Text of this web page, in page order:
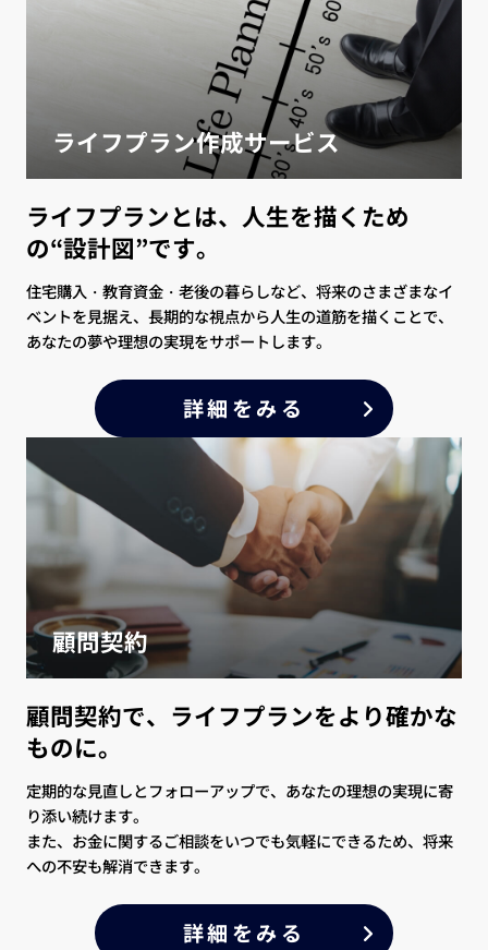
ライフプラン作成サービス
ライフプランとは、人生を描くため
の“設計図”です。
住宅購入・教育資金・老後の暮らしなど、将来のさまざまなイ
ベントを見据え、長期的な視点から人生の道筋を描くことで、
あなたの夢や理想の実現をサポートします。
詳細をみる
顧問契約
顧問契約で、ライフプランをより確かな
ものに。
定期的な見直しとフォローアップで、あなたの理想の実現に寄
り添い続けます。
また、お金に関するご相談をいつでも気軽にできるため、将来
への不安も解消できます。
詳細をみる